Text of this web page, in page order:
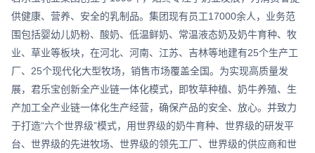
供健康、营养、安全的乳制品。集团现有员工17000余人，业务范
围包括婴幼儿奶粉、酸奶、低温鲜奶、常温液态奶及奶牛育种、牧
业、草业等板块，在河北、河南、江苏、吉林等地建有25个生产工
厂、25个现代化大型牧场，销售市场覆盖全国。为实现高质量发
展，君乐宝创新全产业链一体化模式，即牧草种植、奶牛养殖、生
产加工全产业链一体化生产经营，确保产品的安全、放心。并致力
于打造“六个世界级”模式，用世界级的奶牛育种、世界级的研发平
台、世界级的先进牧场、世界级的领先工厂、世界级的供应商和世